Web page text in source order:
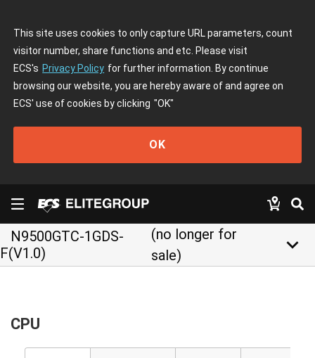
This site uses cookies to only capture URL parameters, count
visitor number, share functions and etc. Please visit
ECS's Privacy Policy for further information. By continue
browsing our website, you are hereby aware of and agree on
ECS' use of cookies by clicking "OK"
OK
N9500GTC-1GDS-
F(V1.0)
(no longer for
sale)
keyboard_arrow_down
CPU